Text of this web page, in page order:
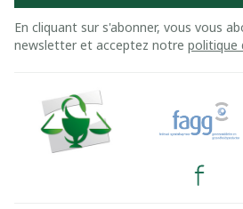
En cliquant sur s'abonner, vous vous
newsletter et acceptez notre politique